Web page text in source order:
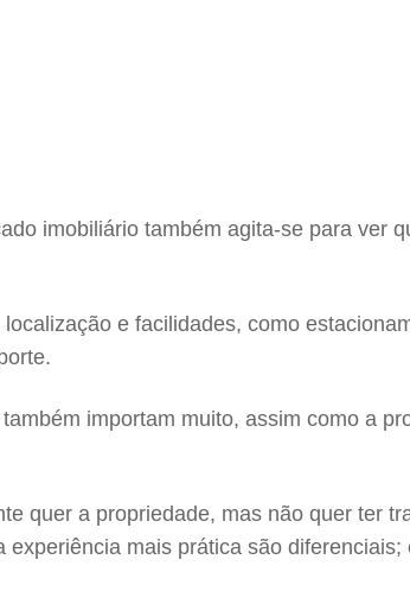
imobiliário também agita-se para ver
e facilidades, como
importam muito, assim como a
quer a propriedade, mas não quer ter
mais prática são